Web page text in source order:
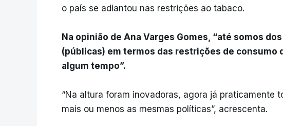
o país se adiantou nas restrições ao tabaco.
Na opinião de Ana Varges Gomes, “até somos
(públicas) em termos das restrições de consumo
algum tempo”.
“Na altura foram inovadoras, agora já praticamente
mais ou menos as mesmas políticas”, acrescenta.